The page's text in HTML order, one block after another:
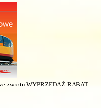
zwrotu WYPRZEDAŻ-RABAT